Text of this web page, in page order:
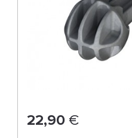
22,90 €